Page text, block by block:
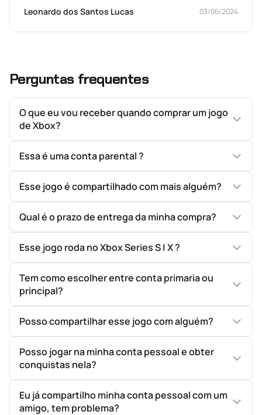
Leonardo dos Santos Lucas 03/06/2024
Perguntas frequentes
O que eu vou receber quando comprar um jogo
de Xbox?
Essa é uma conta parental ?
Esse jogo é compartilhado com mais alguém?
Qual é o prazo de entrega da minha compra?
Esse jogo roda no Xbox Series S | X ?
Tem como escolher entre conta primaria ou
principal?
Posso compartilhar esse jogo com alguém?
Posso jogar na minha conta pessoal e obter
conquistas nela?
Eu já compartilho minha conta pessoal com um
amigo, tem problema?